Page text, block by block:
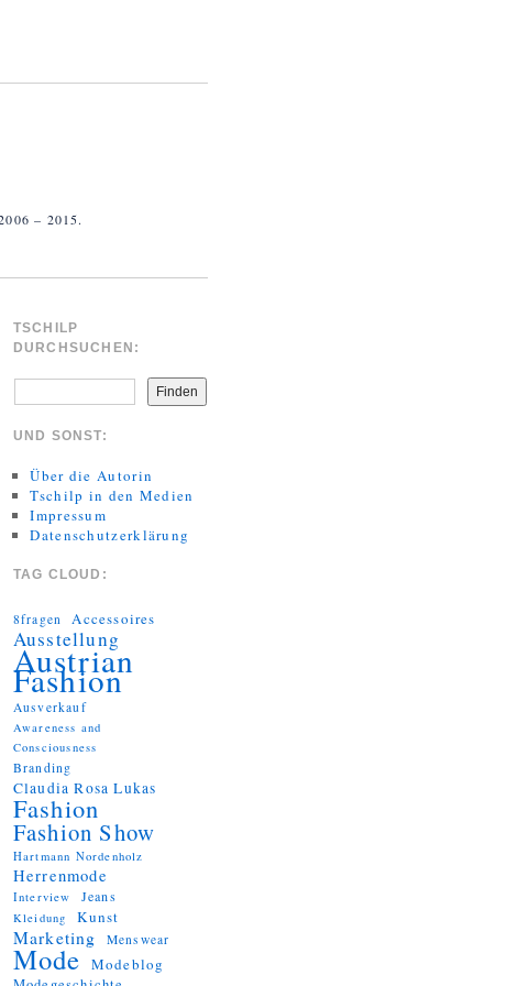
– 2015.
TSCHILP
DURCHSUCHEN:
Finden
UND SONST:
Über die Autorin
Tschilp in den Medien
Impressum
Datenschutzerklärung
TAG CLOUD:
8fragen Accessoires
Ausstellung
Austrian
Fashion
Ausverkauf
Awareness and
Consciousness
Branding
Claudia Rosa Lukas
Fashion
Fashion Show
Hartmann Nordenholz
Herrenmode
Interview Jeans
Kleidung Kunst
Marketing Menswear
Mode Modeblog